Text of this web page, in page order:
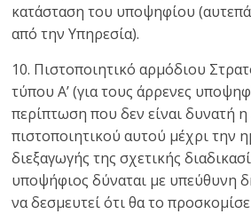
κατάσταση του υποψηφίου
από την Υπηρεσία).
10. Πιστοποιητικό αρμόδιου
τύπου Α’ (για τους άρρενες
περίπτωση που δεν είναι δυνατή
πιστοποιητικού αυτού μέχρι την
διεξαγωγής της σχετικής
υποψήφιος δύναται με υπεύθυνη
να δεσμευτεί ότι θα το